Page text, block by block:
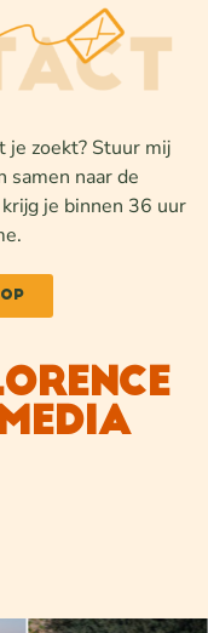
je zoekt? Stuur mij
samen naar de
je binnen 36 uur